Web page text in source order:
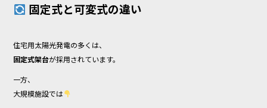
固定式と可変式の違い
住宅用太陽光発電の多くは、
固定式架台が採用されています。
一方、
大規模施設では